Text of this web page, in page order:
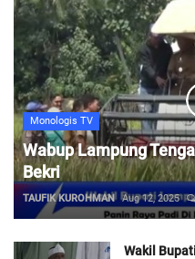
Monologis TV
Wabup Lampung
Bekri
TAUFIK KUROHMAN Aug 12, 2025
Wakil